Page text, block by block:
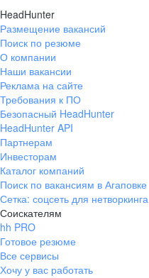
HeadHunter
Размещение вакансий
Поиск по резюме
О компании
Наши вакансии
Реклама на сайте
Требования к ПО
Безопасный HeadHunter
HeadHunter API
Партнерам
Инвесторам
Каталог компаний
Поиск по вакансиям в Агаповке
Сетка: соцсеть для нетворкинга
Соискателям
hh PRO
Готовое резюме
Все сервисы
Хочу у вас работать